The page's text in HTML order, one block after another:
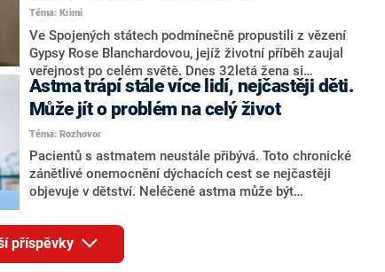
Téma: Krimi
Ve Spojených státech podmínečně propustili z vězení
Gypsy Rose Blanchardovou, jejíž životní příběh zaujal
veřejnost po celém světě. Dnes 32letá žena si
odpykala osm a půl roku z 10letého trestu za
spoluúčast na vraždě své matky. Deedee Blanchardová
svou dceru celý život týrala a tvrdila jí, že je nemocná.
Astma trápí stále více lidí, nejčastěji děti.
Může jít o problém na celý život
Téma: Rozhovor
Pacientů s astmatem neustále přibývá. Toto chronické
zánětlivé onemocnění dýchacích cest se nejčastěji
objevuje v dětství. Neléčené astma může být
dýchacích cest a dotyčný se dusí. Záchvaty jsou také
často doprovázeny úzkostnými stavy. Jak se astma
diagnostikuje, jaké jsou možnosti léčby a prevence, na
příspěvky